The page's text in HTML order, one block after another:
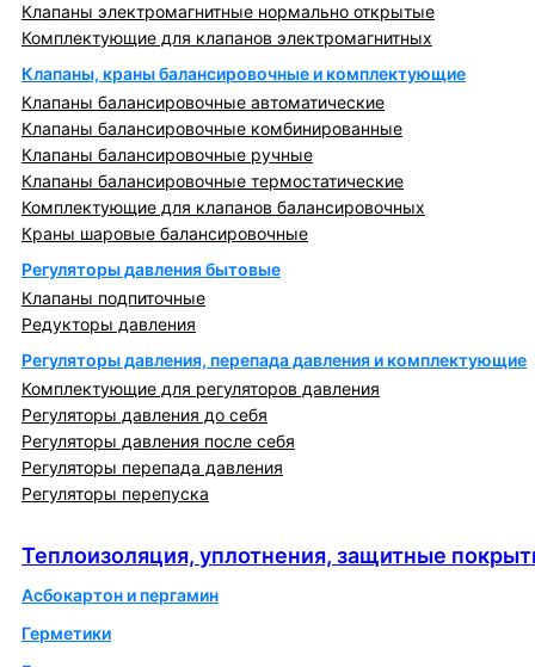
Клапаны электромагнитные нормально открытые
Комплектующие для клапанов электромагнитных
Клапаны, краны балансировочные и комплектующие
Клапаны балансировочные автоматические
Клапаны балансировочные комбинированные
Клапаны балансировочные ручные
Клапаны балансировочные термостатические
Комплектующие для клапанов балансировочных
Краны шаровые балансировочные
Регуляторы давления бытовые
Клапаны подпиточные
Редукторы давления
Регуляторы давления, перепада давления и комплектующие
Комплектующие для регуляторов давления
Регуляторы давления до себя
Регуляторы давления после себя
Регуляторы перепада давления
Регуляторы перепуска
Теплоизоляция, уплотнения, защитные
Асбокартон и пергамин
Герметики